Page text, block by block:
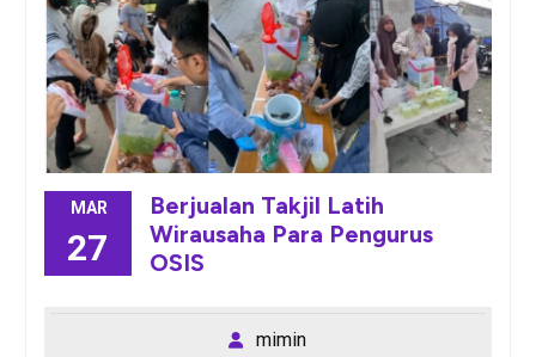
MAR
27
Berjualan Takjil Latih
Wirausaha Para Pengurus
OSIS
mimin